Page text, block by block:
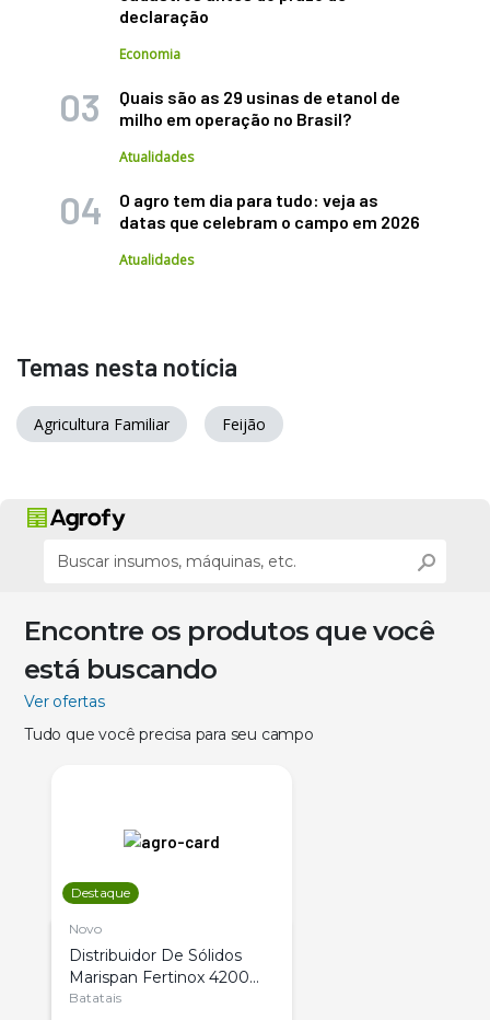
declaração
Economia
Quais são as 29 usinas de etanol de
milho em operação no Brasil?
Atualidades
O agro tem dia para tudo: veja as
datas que celebram o campo em 2026
Atualidades
Temas nesta notícia
Agricultura Familiar Feijão
Encontre os produtos que você
está buscando
Ver ofertas
Tudo que você precisa para seu campo
Destaque
Novo
Distribuidor De Sólidos
Marispan Fertinox 4200
Citrus
Batatais